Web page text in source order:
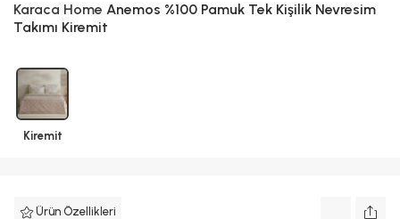
Karaca Home Anemos %100 Pamuk Tek Kişilik Nevresim
Takımı Kiremit
Kiremit
Ürün Özellikleri